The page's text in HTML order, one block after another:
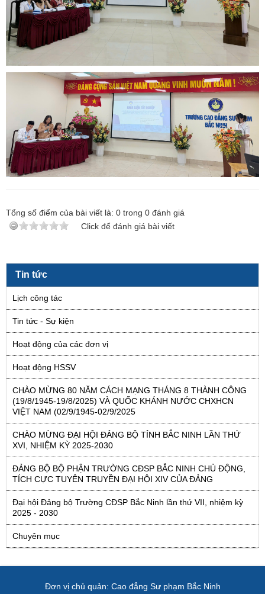
Tổng số điểm của bài viết là: 0 trong 0 đánh giá
Click để đánh giá bài viết
Tin tức
Lịch công tác
Tin tức - Sự kiện
Hoạt động của các đơn vị
Hoạt động HSSV
CHÀO MỪNG 80 NĂM CÁCH MẠNG THÁNG 8 THÀNH CÔNG
(19/8/1945-19/8/2025) VÀ QUỐC KHÁNH NƯỚC CHXHCN
VIỆT NAM (02/9/1945-02/9/2025
CHÀO MỪNG ĐẠI HỘI ĐẢNG BỘ TỈNH BẮC NINH LẦN THỨ
XVI, NHIỆM KỲ 2025-2030
ĐẢNG BỘ BỘ PHẬN TRƯỜNG CĐSP BẮC NINH CHỦ ĐỘNG,
TÍCH CỰC TUYÊN TRUYỀN ĐẠI HỘI XIV CỦA ĐẢNG
Đại hội Đảng bộ Trường CĐSP Bắc Ninh lần thứ VII, nhiệm kỳ
2025 - 2030
Chuyên mục
Đơn vị chủ quản: Cao đẳng Sư phạm Bắc Ninh